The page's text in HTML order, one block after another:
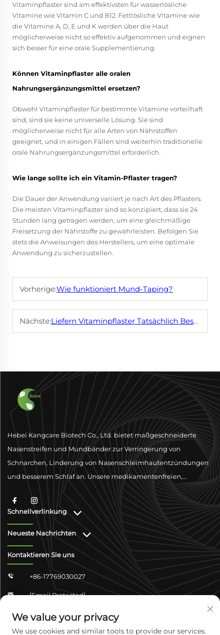
Vitaminpflaster sind am effektivsten für wasserlösliche
Vitamine wie Vitamin C und B12. Fettlösliche Vitamine wie
die Vitamine A, D, E und K werden über die Haut
möglicherweise nicht so effektiv aufgenommen und eignen
sich besser für eine orale Supplementierung.
Können Vitaminpflaster alle oralen
Nahrungsergänzungsmittel ersetzen?
Obwohl Vitaminpflaster für bestimmte Vitamine vorteilhaft
sind, sind sie keine universelle Lösung. Sie sind
möglicherweise nicht für alle Arten von Nährstoffen
geeignet, und in einigen Fällen sind weiterhin traditionelle
orale Nahrungsergänzungsmittel erforderlich.
Wie lange sollte ich ein Vitamin-Pflaster tragen?
Die Dauer der Anwendung variiert je nach Art des Pflasters.
Die meisten Vitaminpflaster sind so konzipiert, dass sie 24
Stunden lang getragen werden, um eine gleichmäßige
Freisetzung der Nährstoffe zu gewährleisten. Befolgen Sie
stets die Anweisungen des Herstellers, um eine optimale
Anwendung zu sicherzustellen.
Vorherige:Wie funktioniert Mund-Taping?
Nächste:Liefern Vitaminpflaster Tatsächlich Bessere Nährstoffe Als Pillen?
Hebei Kangcare Biotech Co., Ltd. bietet maßgeschneiderte
Nasenstreifen und Mundbänder zur Verringerung von
Schnarchen, Linderung von Nasenschleimhautentzündungen
und besserem Schlaf an. Unsere medikamentenfreien,
Atmung mit hochwertigen Materialien und globaler
Konformitätsunterstützung zu verbessern.
Schnellverlinkung
Neueste Nachrichten
Kontaktieren Sie uns
 +86-17769030027
 [email Protected]

Zhongshan Shangjun 4-304, Yuhua-Distrikt,
Shijiazhuang, Hebei, China
We value your privacy
We use cookies and similar tools to provide our services.